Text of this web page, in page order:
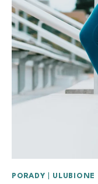
PORADY ULUBIONE